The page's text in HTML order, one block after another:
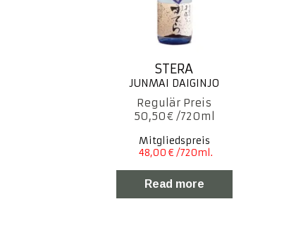
STERA
50,50€
Mitgliedspreis
Read more